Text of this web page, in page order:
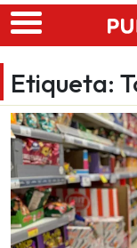
Skip to main content
Etiqueta: